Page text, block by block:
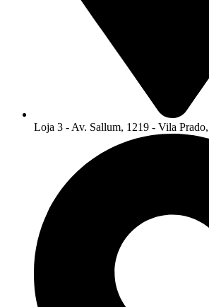
Loja 3 - Av. Sallum, 1219 - Vila